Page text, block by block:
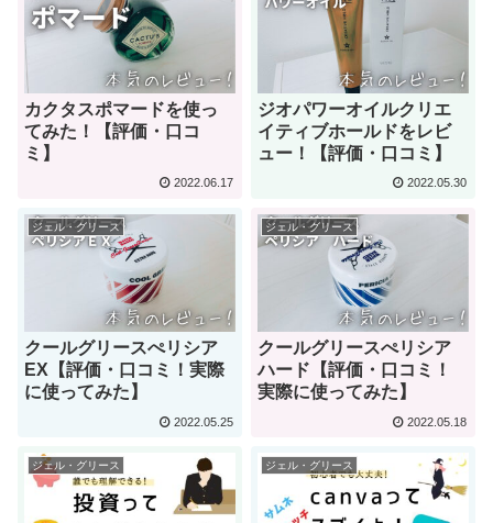
カクタスポマードを使っ
てみた！【評価・口コ
ミ】
2022.06.17
ジオパワーオイルクリエ
イティブホールドをレビ
ュー！【評価・口コミ】
2022.05.30
ジェル・グリース
クールグリースぺリシア
EX【評価・口コミ！実際
に使ってみた】
2022.05.25
ジェル・グリース
クールグリースぺリシア
ハード【評価・口コミ！
実際に使ってみた】
2022.05.18
ジェル・グリース ジェル・グリース